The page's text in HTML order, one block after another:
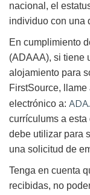
nacional, el
individuo con una
En cumplimiento
(ADAAA), si tiene
alojamiento para
FirstSource,
electrónico a:
currículums a
debe utilizar para
una solicitud de
Tenga en cuenta
recibidas, no